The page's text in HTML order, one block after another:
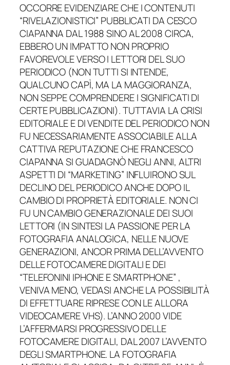
OCCORRE EVIDENZIARE CHE I CONTENUTI
“RIVELAZIONISTICI” PUBBLICATI DA CESCO
CIAPANNA DAL 1988 SINO AL 2008 CIRCA,
EBBERO UN IMPATTO NON PROPRIO
FAVOREVOLE VERSO I LETTORI DEL SUO
PERIODICO (NON TUTTI SI INTENDE,
QUALCUNO CAPÌ, MA LA MAGGIORANZA,
NON SEPPE COMPRENDERE I SIGNIFICATI DI
CERTE PUBBLICAZIONI). TUTTAVIA LA CRISI
EDITORIALE E DI VENDITE DEL PERIODICO NON
FU NECESSARIAMENTE ASSOCIABILE ALLA
CATTIVA REPUTAZIONE CHE FRANCESCO
CIAPANNA SI GUADAGNÒ NEGLI ANNI, ALTRI
ASPETTI DI “MARKETING” INFLUIRONO SUL
DECLINO DEL PERIODICO ANCHE DOPO IL
CAMBIO DI PROPRIETÀ EDITORIALE. NON CI
FU UN CAMBIO GENERAZIONALE DEI SUOI
LETTORI (IN SINTESI LA PASSIONE PER LA
FOTOGRAFIA ANALOGICA, NELLE NUOVE
GENERAZIONI, ANCOR PRIMA DELL’AVVENTO
DELLE FOTOCAMERE DIGITALI E DEI
“TELEFONINI IPHONE E SMARTPHONE” ,
VENIVA MENO, VEDASI ANCHE LA POSSIBILITÀ
DI EFFETTUARE RIPRESE CON LE ALLORA
VIDEOCAMERE VHS). L’ANNO 2000 VIDE
L’AFFERMARSI PROGRESSIVO DELLE
FOTOCAMERE DIGITALI, DAL 2007 L’AVVENTO
DEGLI SMARTPHONE. LA FOTOGRAFIA